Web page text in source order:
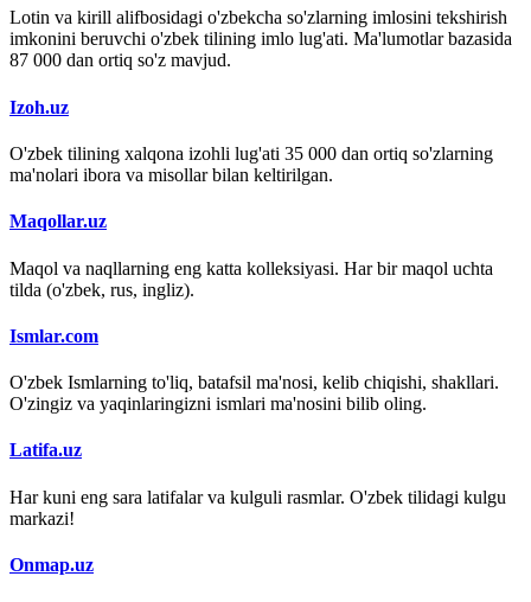
Lotin va kirill alifbosidagi o'zbekcha so'zlarning imlosini tekshirish
imkonini beruvchi o'zbek tilining imlo lug'ati. Ma'lumotlar bazasida
87 000 dan ortiq so'z mavjud.
Izoh.uz
O'zbek tilining xalqona izohli lug'ati 35 000 dan ortiq so'zlarning
ma'nolari ibora va misollar bilan keltirilgan.
Maqollar.uz
Maqol va naqllarning eng katta kolleksiyasi. Har bir maqol uchta
tilda (o'zbek, rus, ingliz).
Ismlar.com
O'zbek Ismlarning to'liq, batafsil ma'nosi, kelib chiqishi, shakllari.
O'zingiz va yaqinlaringizni ismlari ma'nosini bilib oling.
Latifa.uz
Har kuni eng sara latifalar va kulguli rasmlar. O'zbek tilidagi kulgu
markazi!
Onmap.uz